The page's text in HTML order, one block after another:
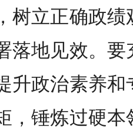
树立正确政
落地见效。
升政治素养
，锤炼过硬